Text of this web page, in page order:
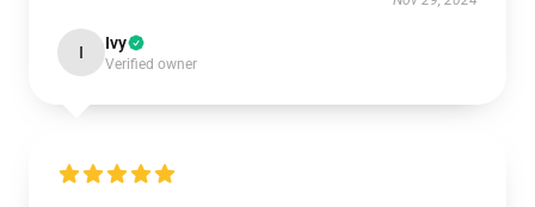
I Ivy
Verified owner